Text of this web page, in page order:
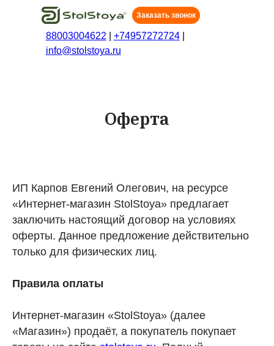
88003004622 +74957272724|
info@stolstoya.ru
Заказать звонок
Оферта
ИП Карпов Евгений Олегович, на ресурсе
«Интернет-магазин StolStoya» предлагает
заключить настоящий договор на условиях
оферты. Данное предложение действительно
только для физических лиц.
Правила оплаты
Интернет-магазин «StolStoya» (далее
«Магазин») продаёт, а покупатель покупает